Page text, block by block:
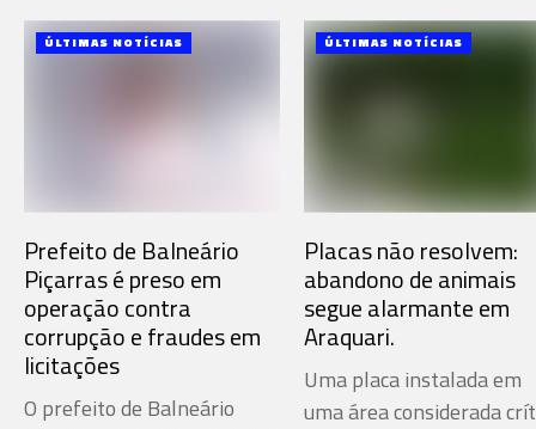
ÚLTIMAS NOTÍCIAS
Prefeito de Balneário
Piçarras é preso em
operação contra
corrupção e fraudes em
licitações
O prefeito de Balneário
ÚLTIMAS NOTÍCIAS
Placas não resolvem:
abandono de animais
segue alarmante em
Araquari.
Uma placa instalada em
uma área considerada